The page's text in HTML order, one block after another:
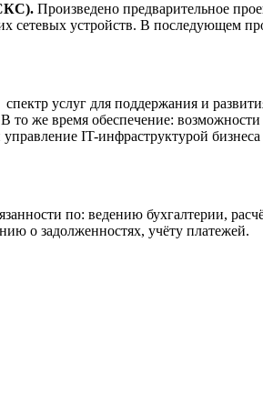
Произведено предварительное
сетевых устройств. В последующем
спектр услуг для поддержания и
же время обеспечение: возможности
IT-инфраструктурой
по: ведению бухгалтерии,
о задолженностях, учёту платежей.